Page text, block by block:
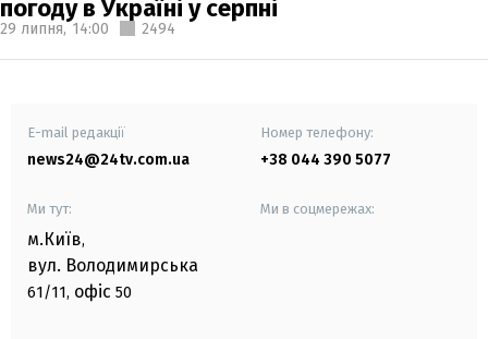
погоду в Україні у серпні
29 липня, 14:00 2494
E-mail редакції
news24@24tv.com.ua
Номер телефону:
+38 044 390 5077
Ми тут:
м.Київ,
вул. Володимирська
61/11, офіс 50
Ми в соцмережах: